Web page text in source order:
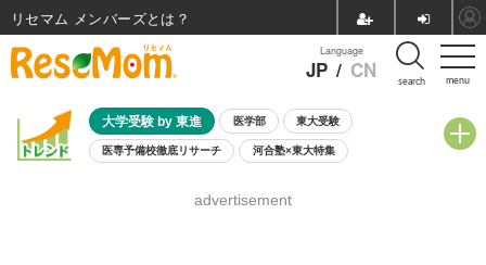
menu
Language
JP / CN search
大学受験 by 東進 医学部 東大受験
医専予備校徹底リサーチ 河合塾×東大特集
8月開催学校説明会・相談会
advertisement
リセマム メンバーズ